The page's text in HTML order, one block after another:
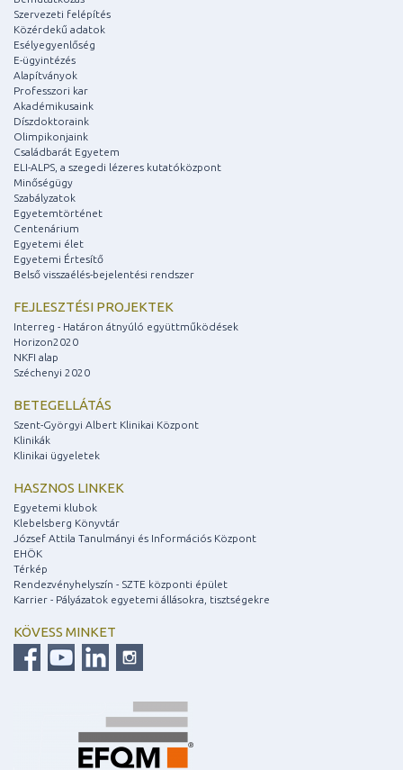
Szervezeti felépítés
Közérdekű adatok
Esélyegyenlőség
E-ügyintézés
Alapítványok
Professzori kar
Akadémikusaink
Díszdoktoraink
Olimpikonjaink
Családbarát Egyetem
ELI-ALPS, a szegedi lézeres kutatóközpont
Minőségügy
Szabályzatok
Egyetemtörténet
Centenárium
Egyetemi élet
Egyetemi Értesítő
Belső visszaélés-bejelentési rendszer
FEJLESZTÉSI PROJEKTEK
Interreg - Határon átnyúló együttműködések
Horizon2020
NKFI alap
Széchenyi 2020
BETEGELLÁTÁS
Szent-Györgyi Albert Klinikai Központ
Klinikák
Klinikai ügyeletek
HASZNOS LINKEK
Egyetemi klubok
Klebelsberg Könyvtár
József Attila Tanulmányi és Információs Központ
EHÖK
Térkép
Rendezvényhelyszín - SZTE központi épület
Karrier - Pályázatok egyetemi állásokra, tisztségekre
KÖVESS MINKET